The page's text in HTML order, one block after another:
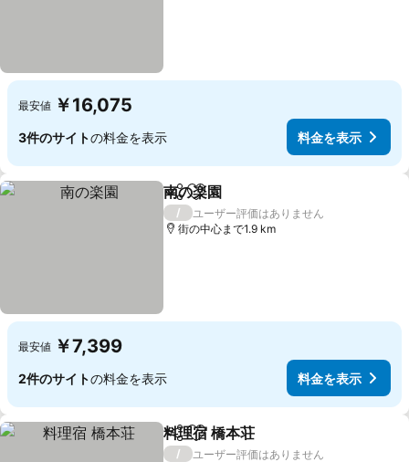
最安値 ￥16,075
3件のサイトの料金を表示 料金を表示
シェアお気に入りに追加
南の楽園
/
ユーザー評価はありません
街の中心まで1.9 km
最安値 ￥7,399
2件のサイトの料金を表示 料金を表示
シェアお気に入りに追加
料理宿 橋本荘
/
ユーザー評価はありません